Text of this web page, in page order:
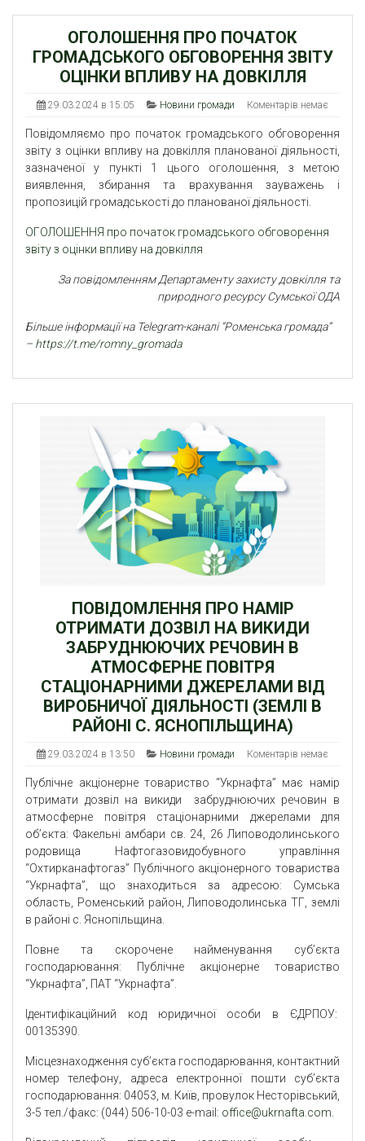
ОГОЛОШЕННЯ ПРО ПОЧАТОК
ГРОМАДСЬКОГО ОБГОВОРЕННЯ ЗВІТУ
ОЦІНКИ ВПЛИВУ НА ДОВКІЛЛЯ
29.03.2024 в 15:05 Новини громади Коментарів немає
Повідомляємо про початок громадського обговорення
звіту з оцінки впливу на довкілля планованої діяльності,
зазначеної у пункті 1 цього оголошення, з метою
виявлення, збирання та врахування зауважень і
пропозицій громадськості до планованої діяльності.
ОГОЛОШЕННЯ про початок громадського обговорення
звіту з оцінки впливу на довкілля
За повідомленням Департаменту захисту довкілля та
природного ресурсу Сумської ОДА
Більше інформації на Telegram-каналі “Роменська громада”
– https://t.me/romny_gromada
ПОВІДОМЛЕННЯ ПРО НАМІР
ОТРИМАТИ ДОЗВІЛ НА ВИКИДИ
ЗАБРУДНЮЮЧИХ РЕЧОВИН В
АТМОСФЕРНЕ ПОВІТРЯ
СТАЦІОНАРНИМИ ДЖЕРЕЛАМИ ВІД
ВИРОБНИЧОЇ ДІЯЛЬНОСТІ (ЗЕМЛІ В
РАЙОНІ С. ЯСНОПІЛЬЩИНА)
29.03.2024 в 13:50 Новини громади Коментарів немає
Публічне акціонерне товариство “Укрнафта” має намір
отримати дозвіл на викиди забруднюючих речовин в
атмосферне повітря стаціонарними джерелами для
об’єкта: Факельні амбари св. 24, 26 Липоводолинського
родовища Нафтогазовидобувного управління
“Охтирканафтогаз” Публічного акціонерного товариства
“Укрнафта”, що знаходиться за адресою: Сумська
область, Роменський район, Липоводолинська ТГ, землі
в районі с. Яснопільщина.
Повне та скорочене найменування суб’єкта
господарювання: Публічне акціонерне товариство
“Укрнафта”, ПАТ “Укрнафта”.
Ідентифікаційний код юридичної особи в ЄДРПОУ:
00135390.
Місцезнаходження суб’єкта господарювання, контактний
номер телефону, адреса електронної пошти суб’єкта
господарювання: 04053, м. Київ, провулок Несторівський,
3-5 тел./факс: (044) 506-10-03 e-mail: office@ukrnafta.com